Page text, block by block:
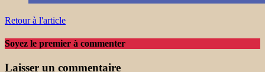
Retour à l'article
Soyez le premier à commenter
Laisser un commentaire